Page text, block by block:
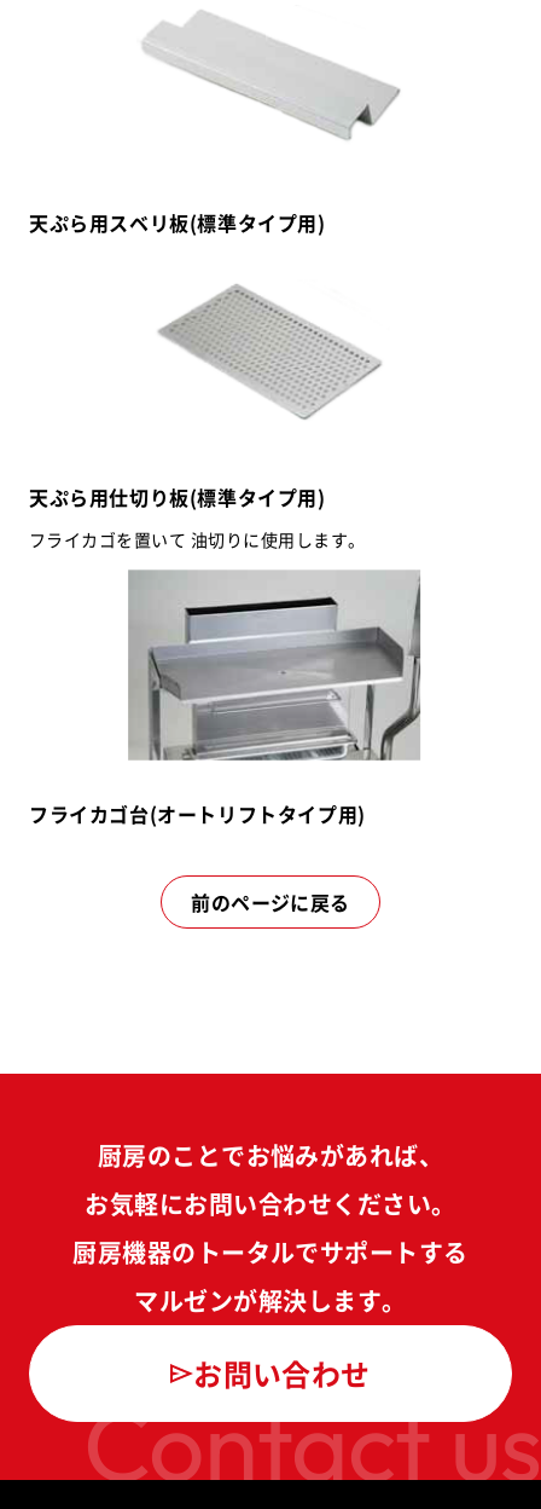
天ぷら用スベリ板(標準タイプ用)
天ぷら用仕切り板(標準タイプ用)
フライカゴを置いて 油切りに使用します。
フライカゴ台(オートリフトタイプ用)
前のページに戻る
Contact us
厨房のことでお悩みがあれば、
お気軽にお問い合わせください。
厨房機器のトータルでサポートする
マルゼンが解決します。
お問い合わせ